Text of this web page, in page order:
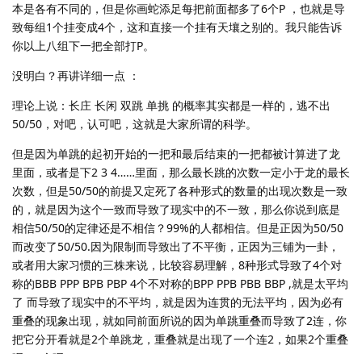
本是各有不同的，但是你画蛇添足每把前面都多了6个P ，也就是导
致每组1个挂变成4个，这和直接一个挂有天壤之别的。我只能告诉
你以上八组下一把全部打P。
没明白？再讲详细一点 ：
理论上说：长庄 长闲 双跳 单挑 的概率其实都是一样的，逃不出
50/50，对吧，认可吧，这就是大家所谓的科学。
但是因为单跳的起初开始的一把和最后结束的一把都被计算进了龙
里面，或者是下2 3 4……里面，那么最长跳的次数一定小于龙的最长
次数，但是50/50的前提又定死了各种形式的数量的出现次数是一致
的，就是因为这个一致而导致了现实中的不一致，那么你说到底是
相信50/50的定律还是不相信？99%的人都相信。但是正因为50/50
而改变了50/50.因为限制而导致出了不平衡，正因为三铺为一卦，
或者用大家习惯的三株来说，比较容易理解，8种形式导致了4个对
称的BBB PPP BPB PBP 4个不对称的BPP PPB PBB BBP ,就是太平均
了 而导致了现实中的不平均，就是因为连贯的无法平均，因为必有
重叠的现象出现，就如同前面所说的因为单跳重叠而导致了2连，你
把它分开看就是2个单跳龙，重叠就是出现了一个连2，如果2个重叠